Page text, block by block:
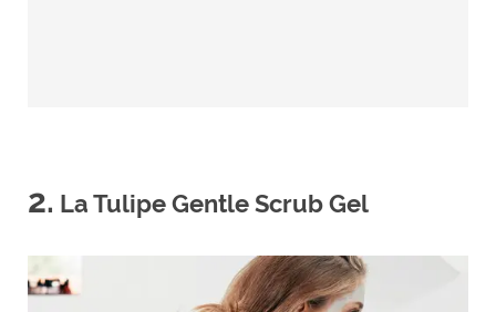
2. La Tulipe Gentle Scrub Gel